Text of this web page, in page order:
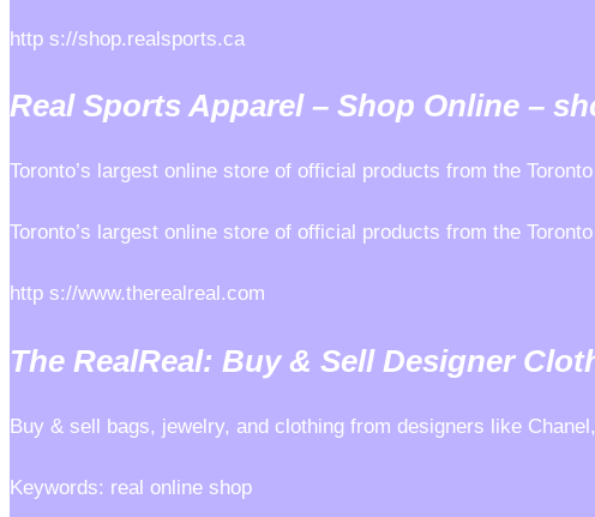
http s://shop.realsports.ca
Real Sports Apparel – Shop Online –
Toronto’s largest online store of official products from the
Toronto’s largest online store of official products from the
http s://www.therealreal.com
The RealReal: Buy & Sell Designer
Buy & sell bags, jewelry, and clothing from designers like
Keywords: real online shop